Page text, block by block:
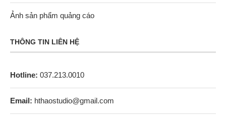
Ảnh sản phẩm quảng cáo
THÔNG TIN LIÊN HỆ
Hotline: 037.213.0010
Email: hthaostudio@gmail.com